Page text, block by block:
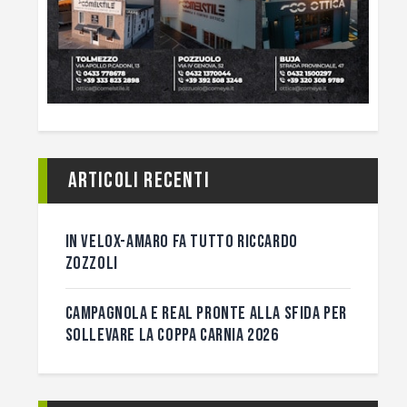
Articoli recenti
IN VELOX-AMARO FA TUTTO RICCARDO
ZOZZOLI
CAMPAGNOLA E REAL PRONTE ALLA SFIDA PER
SOLLEVARE LA COPPA CARNIA 2026